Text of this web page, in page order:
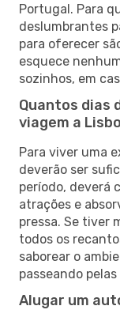
Portugal. Para
deslumbrantes
para oferecer
esquece
sozinhos, em
Quantos dias
viagem a
Para viver uma
deverão ser
período, deverá
atrações e
pressa. Se tiver
todos os
saborear o
passeando
Alugar um